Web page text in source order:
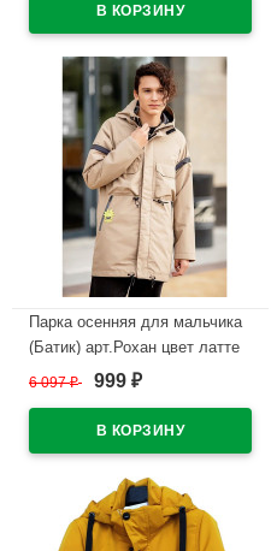
Парка осенняя для мальчика
(Батик) арт.Рохан цвет латте
В наличии
6 097₽ 999 ₽